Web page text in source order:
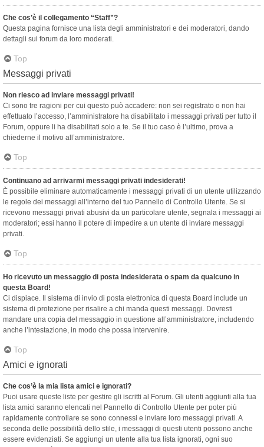
Che cos’è il collegamento “Staff”?
Questa pagina fornisce una lista degli amministratori e dei moderatori, dando
dettagli sui forum da loro moderati.
Top
Messaggi privati
Non riesco ad inviare messaggi privati!
Ci sono tre ragioni per cui questo può accadere: non sei registrato o non hai
effettuato l’accesso, l’amministratore ha disabilitato i messaggi privati per tutto il
Forum, oppure li ha disabilitati solo a te. Se il tuo caso è l’ultimo, prova a
chiederne il motivo all’amministratore.
Top
Continuano ad arrivarmi messaggi privati indesiderati!
È possibile eliminare automaticamente i messaggi privati ​​di un utente utilizzando
le regole dei messaggi all’interno del tuo Pannello di Controllo Utente. Se si
ricevono messaggi privati ​​abusivi da un particolare utente, segnala i messaggi ai
moderatori; essi hanno il potere di impedire a un utente di inviare messaggi
privati​​.
Top
Ho ricevuto un messaggio di posta indesiderata o spam da qualcuno in
questa Board!
Ci dispiace. Il sistema di invio di posta elettronica di questa Board include un
sistema di protezione per risalire a chi manda questi messaggi. Dovresti
mandare una copia del messaggio in questione all’amministratore, includendo
anche l’intestazione, in modo che possa intervenire.
Top
Amici e ignorati
Che cos’è la mia lista amici e ignorati?
Puoi usare queste liste per gestire gli iscritti al Forum. Gli utenti aggiunti alla tua
lista amici saranno elencati nel Pannello di Controllo Utente per poter più
rapidamente controllare se sono connessi e inviare loro messaggi privati. A
seconda delle possibilità dello stile, i messaggi di questi utenti possono anche
essere evidenziati. Se aggiungi un utente alla tua lista ignorati, ogni suo